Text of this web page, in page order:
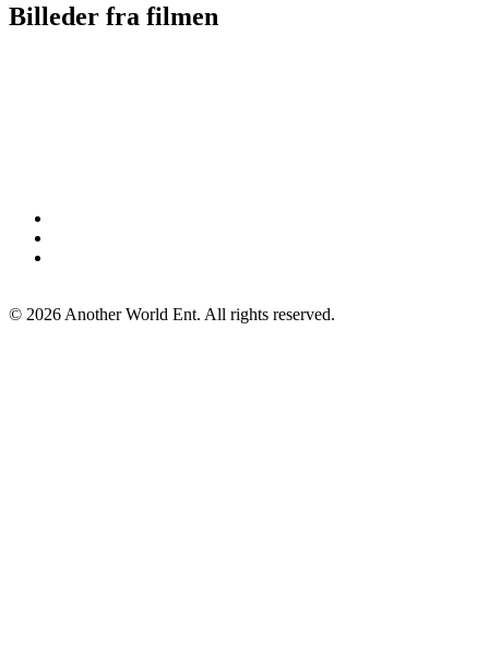
Billeder fra filmen
© 2026 Another World Ent. All rights reserved.